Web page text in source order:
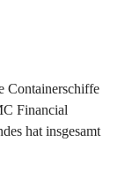
Containerschiffe
Financial
hat insgesamt